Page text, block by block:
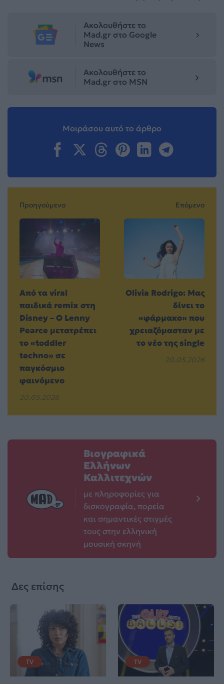
Ακολουθήστε το
Mad.gr στο Google
News
Ακολουθήστε το
Mad.gr στο MSN
Μοιράσου αυτό το άρθρο
Προηγούμενο
Από τα viral
παιδικά remix στη
Disney – Ο Lenny
Pearce μετατρέπει
το «toddler
techno» σε
παγκόσμιο
φαινόμενο
20.05.2026
Επόμενο
Olivia Rodrigo: Μας
δίνει το
«φάρμακο» που
χρειαζόμασταν με
το νέο της single
20.05.2026
Βιογραφικά
Ελλήνων
Καλλιτεχνών
με πληροφορίες για
δισκογραφία, πορεία
και σημαντικές στιγμές
τους στην ελληνική
μουσική σκηνή
Δες επίσης
TV TV